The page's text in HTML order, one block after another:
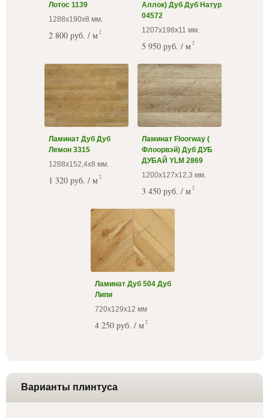
Лотос 1139
1288х190х8 мм.
2 800 руб. / м 2
Аллок) Дуб Дуб Натур
04572
1207х198х11 мм.
5 950 руб. / м 2
Ламинат Дуб Дуб
Лемон 3315
1288х152,4х8 мм.
1 320 руб. / м 2
Ламинат Floorway (
Флоорвэй) Дуб ДУБ
ДУБАЙ YLM 2869
1200х127х12,3 мм.
3 450 руб. / м 2
Ламинат Дуб 504 Дуб
Липи
720х129х12 мм
4 250 руб. / м 2
Варианты плинтуса